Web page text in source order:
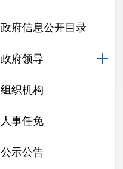
政府信息公开目录
政府领导
组织机构
人事任免
公示公告